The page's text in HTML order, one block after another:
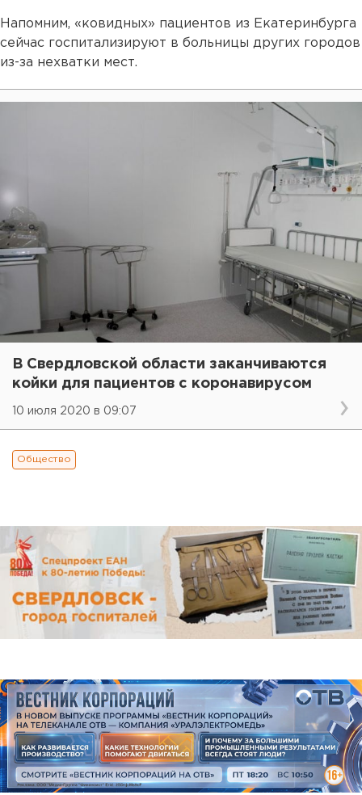
Напомним, «ковидных» пациентов из Екатеринбурга
сейчас госпитализируют в больницы других городов
из-за нехватки мест.
В Свердловской области заканчиваются
койки для пациентов с коронавирусом
10 июля 2020 в 09:07
Общество